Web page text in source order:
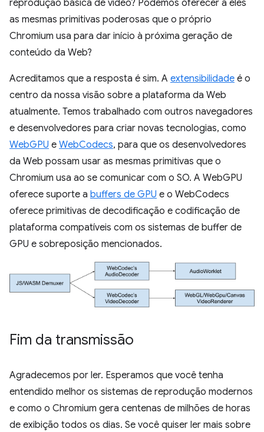
reprodução básica de vídeo? Podemos oferecer a eles
as mesmas primitivas poderosas que o próprio
Chromium usa para dar início à próxima geração de
conteúdo da Web?
Acreditamos que a resposta é sim. A extensibilidade é o
centro da nossa visão sobre a plataforma da Web
atualmente. Temos trabalhado com outros navegadores
e desenvolvedores para criar novas tecnologias, como
WebGPU e WebCodecs, para que os desenvolvedores
da Web possam usar as mesmas primitivas que o
Chromium usa ao se comunicar com o SO. A WebGPU
oferece suporte a buffers de GPU e o WebCodecs
oferece primitivas de decodificação e codificação de
plataforma compatíveis com os sistemas de buffer de
GPU e sobreposição mencionados.
Fim da transmissão
Agradecemos por ler. Esperamos que você tenha
entendido melhor os sistemas de reprodução modernos
e como o Chromium gera centenas de milhões de horas
de exibição todos os dias. Se você quiser ler mais sobre